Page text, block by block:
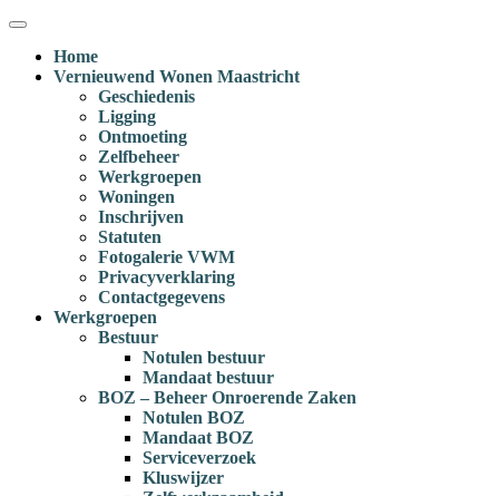
Ga
inhoud
Menu
Home
Vernieuwend Wonen Maastricht
Geschiedenis
Ligging
Ontmoeting
Zelfbeheer
Werkgroepen
Woningen
Inschrijven
Statuten
Fotogalerie VWM
Privacyverklaring
Contactgegevens
Werkgroepen
Bestuur
Notulen bestuur
Mandaat bestuur
BOZ – Beheer Onroerende Zaken
Notulen BOZ
Mandaat BOZ
Serviceverzoek
Kluswijzer